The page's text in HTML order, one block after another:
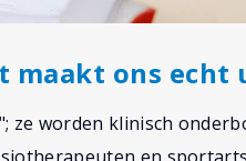
ons echt
worden klinisch
en